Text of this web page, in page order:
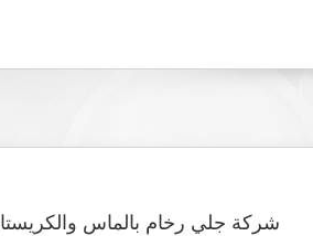
شركة جلي رخام بالماس